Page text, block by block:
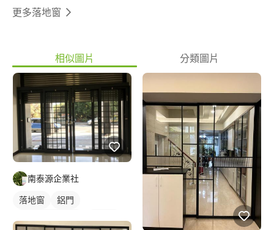
更多落地窗
相似圖片 分類圖片
南泰源企業社
落地窗
鋁門